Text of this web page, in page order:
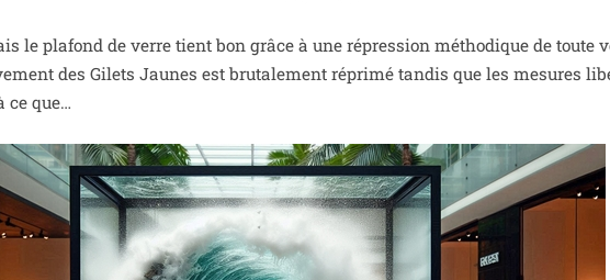
le pla­fond de verre tient bon grâce à une répres­sion métho­dique de toute
des Gilets Jaunes est bru­ta­le­ment répri­mé tan­dis que les mesures
ce que…